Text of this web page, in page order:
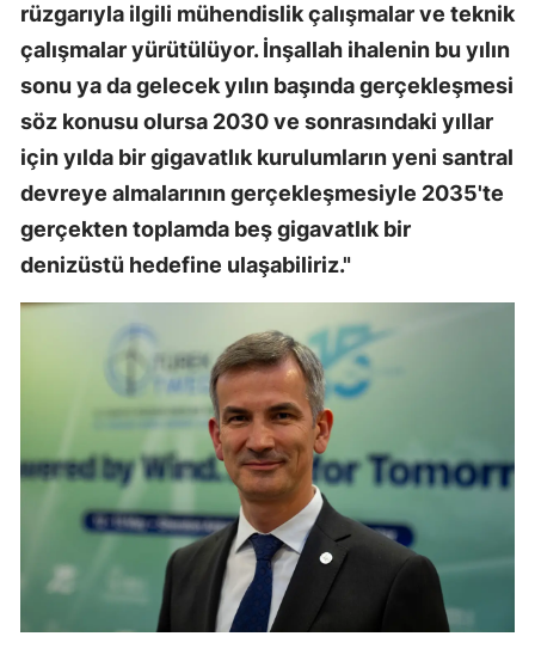
rüzgarıyla ilgili mühendislik çalışmalar ve teknik
çalışmalar yürütülüyor. İnşallah ihalenin bu yılın
sonu ya da gelecek yılın başında gerçekleşmesi
söz konusu olursa 2030 ve sonrasındaki yıllar
için yılda bir gigavatlık kurulumların yeni santral
devreye almalarının gerçekleşmesiyle 2035'te
gerçekten toplamda beş gigavatlık bir
denizüstü hedefine ulaşabiliriz."